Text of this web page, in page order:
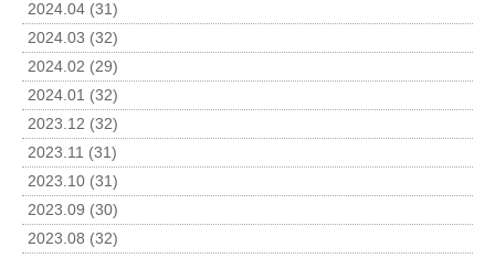
2024.04 (31)
2024.03 (32)
2024.02 (29)
2024.01 (32)
2023.12 (32)
2023.11 (31)
2023.10 (31)
2023.09 (30)
2023.08 (32)